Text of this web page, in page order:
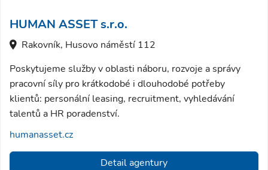
HUMAN ASSET s.r.o.
Rakovník, Husovo náměstí 112
Poskytujeme služby v oblasti náboru, rozvoje a správy
pracovní síly pro krátkodobé i dlouhodobé potřeby
klientů: personální leasing, recruitment, vyhledávání
talentů a HR poradenství.
humanasset.cz
Detail agentury